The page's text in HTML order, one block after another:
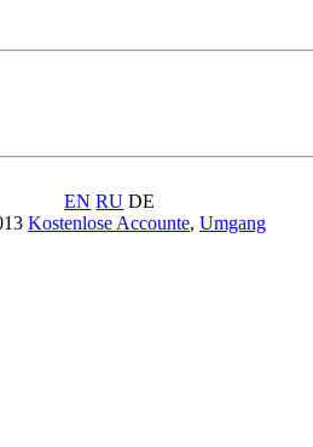
EN RU DE
Kostenlose Accounte, Umgang